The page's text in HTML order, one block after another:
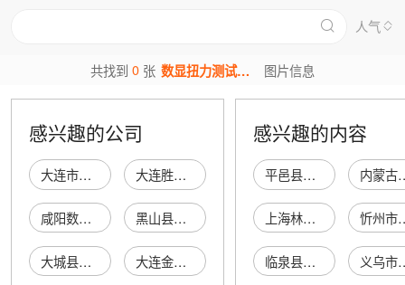
人气
共找到0 张 数显扭力测试仪图片 图片信息
感兴趣的公司
大连市金州数显仪器仪表厂 大连胜利数显仪器仪表经销处
咸阳数显仪表厂 黑山县超重机械数显轨道测试器厂
大城县明途数显仪器仪表厂（个体工商户） 大连金州数显仪表厂
感兴趣的内容
平邑县宝联家庭农场 内蒙古大满
上海林蓝商务会展有限公司 忻州市忻府
临泉县杨桥镇韩桂芹童装店 义乌市大番